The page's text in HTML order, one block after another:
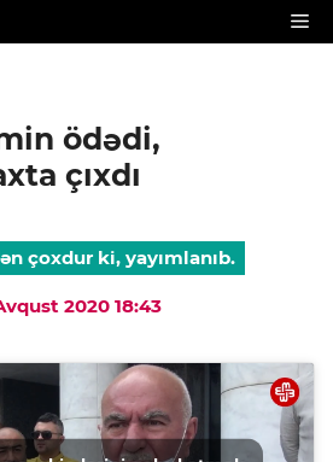
ödədi,
çıxdı
çoxdur ki, yayımlanıb.
2020 18:43